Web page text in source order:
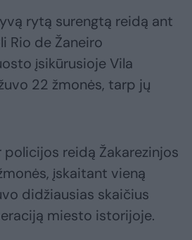
rytą surengtą reidą ant
Rio de Žaneiro
įsikūrusioje Vila
22 žmonės, tarp jų
policijos reidą Žakarezinjos
įskaitant vieną
didžiausias skaičius
miesto istorijoje.